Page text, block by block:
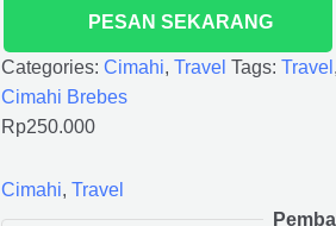
PESAN SEKARANG
Categories: Cimahi, Travel Tags: Travel ,
Cimahi Brebes
Rp250.000
Cimahi, Travel